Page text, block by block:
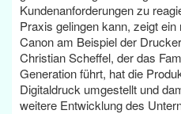
Kundenanforderungen zu
Praxis gelingen kann, zeigt
Canon am Beispiel der
Christian Scheffel, der das
Generation führt, hat die
Digitaldruck umgestellt und
weitere Entwicklung des